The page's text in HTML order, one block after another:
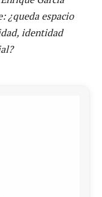
¿queda espacio
identidad